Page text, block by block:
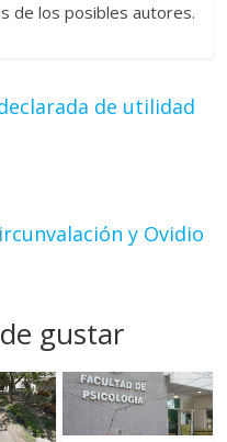
de los posibles autores.
de utilidad
y Ovidio
gustar